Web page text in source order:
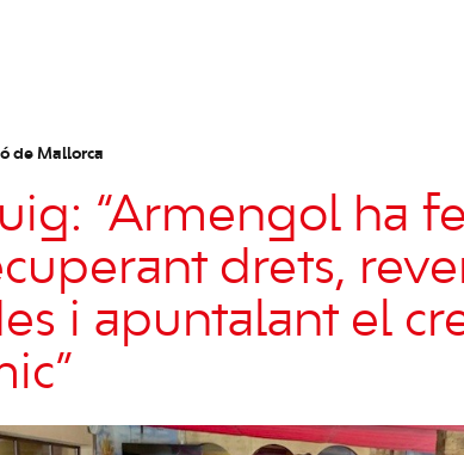
de Mallorca
“Armengol ha
drets,
i apuntalant el